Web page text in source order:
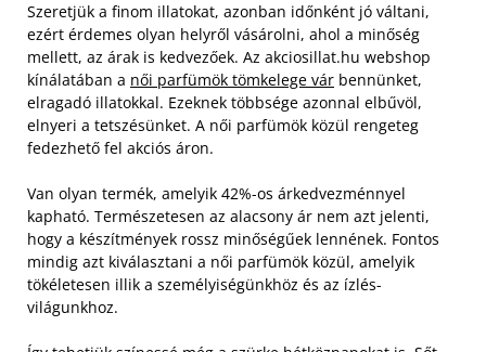
Szeretjük a finom illatokat, azonban időnként jó váltani,
ezért érdemes olyan helyről vásárolni, ahol a minőség
mellett, az árak is kedvezőek. Az akciosillat.hu webshop
kínálatában a női parfümök tömkelege vár bennünket,
elragadó illatokkal. Ezeknek többsége azonnal elbűvöl,
elnyeri a tetszésünket. A női parfümök közül rengeteg
fedezhető fel akciós áron.
Van olyan termék, amelyik 42%-os árkedvezménnyel
kapható. Természetesen az alacsony ár nem azt jelenti,
hogy a készítmények rossz minőségűek lennének. Fontos
mindig azt kiválasztani a női parfümök közül, amelyik
tökéletesen illik a személyiségünkhöz és az ízlés-
világunkhoz.